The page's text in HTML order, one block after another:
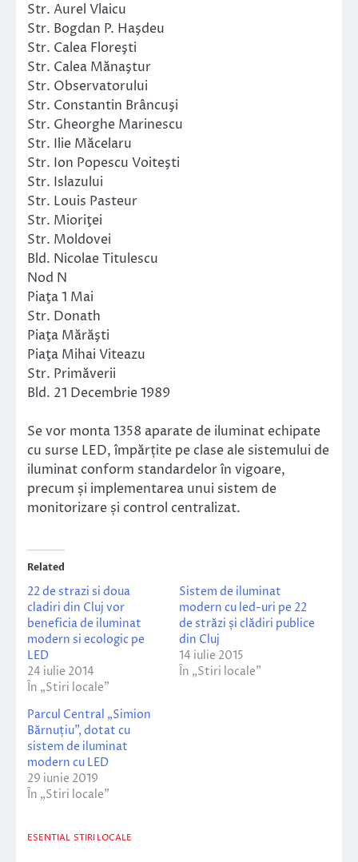
Str. Aurel Vlaicu
Str. Bogdan P. Haşdeu
Str. Calea Floreşti
Str. Calea Mănaştur
Str. Observatorului
Str. Constantin Brâncuşi
Str. Gheorghe Marinescu
Str. Ilie Măcelaru
Str. Ion Popescu Voiteşti
Str. Islazului
Str. Louis Pasteur
Str. Mioriţei
Str. Moldovei
Bld. Nicolae Titulescu
Nod N
Piaţa 1 Mai
Str. Donath
Piaţa Mărăşti
Piaţa Mihai Viteazu
Str. Primăverii
Bld. 21 Decembrie 1989
Se vor monta 1358 aparate de iluminat echipate
cu surse LED, împărțite pe clase ale sistemului de
iluminat conform standardelor în vigoare,
precum și implementarea unui sistem de
monitorizare și control centralizat.
Related
22 de strazi si doua
cladiri din Cluj vor
beneficia de iluminat
modern si ecologic pe
LED
24 iulie 2014
În „Stiri locale”
Sistem de iluminat
modern cu led-uri pe 22
de străzi și clădiri publice
din Cluj
14 iulie 2015
În „Stiri locale”
Parcul Central „Simion
Bărnuțiu”, dotat cu
sistem de iluminat
modern cu LED
29 iunie 2019
În „Stiri locale”
ESENTIAL STIRI LOCALE